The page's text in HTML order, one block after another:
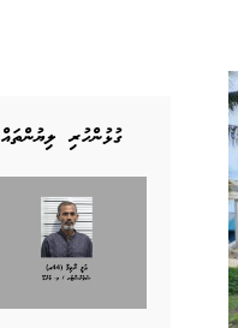
ގުޅުންހުރި ލިޔުންތައް